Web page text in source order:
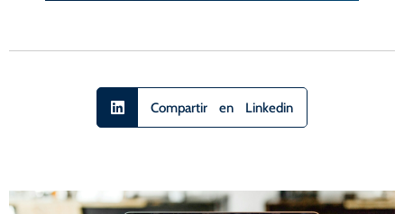
Compartir en Linkedin